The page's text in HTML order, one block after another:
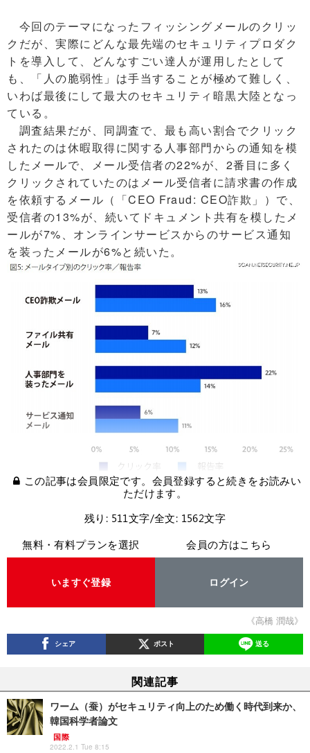
今回のテーマになったフィッシングメールのクリッ
クだが、実際にどんな最先端のセキュリティプロダク
トを導入して、どんなすごい達人が運用したとして
も、「人の脆弱性」は手当することが極めて難しく、
いわば最後にして最大のセキュリティ暗黒大陸となっ
ている。
調査結果だが、同調査で、最も高い割合でクリック
されたのは休暇取得に関する人事部門からの通知を模
したメールで、メール受信者の22%が、2番目に多く
クリックされていたのはメール受信者に請求書の作成
を依頼するメール（「CEO Fraud: CEO詐欺」）で、
受信者の13%が、続いてドキュメント共有を模したメ
ールが7%、オンラインサービスからのサービス通知
を装ったメールが6%と続いた。
この記事は会員限定です。会員登録すると続きをお読みい
ただけます。
残り: 511文字/全文: 1562文字
無料・有料プランを選択
いますぐ登録
会員の方はこちら
ログイン
《高橋 潤哉》
シェア ポスト 送る
関連記事
ワーム（蚕）がセキュリティ向上のため働く時代到来か、
韓国科学者論文
国際
2022.2.1 Tue 8:15